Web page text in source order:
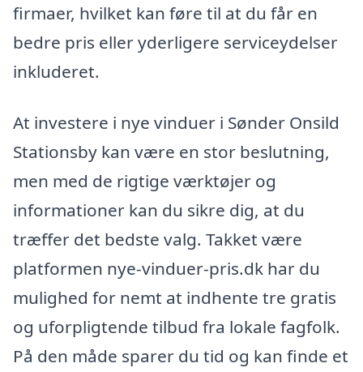
firmaer, hvilket kan føre til at du får en
bedre pris eller yderligere serviceydelser
inkluderet.
At investere i nye vinduer i Sønder Onsild
Stationsby kan være en stor beslutning,
men med de rigtige værktøjer og
informationer kan du sikre dig, at du
træffer det bedste valg. Takket være
platformen nye-vinduer-pris.dk har du
mulighed for nemt at indhente tre gratis
og uforpligtende tilbud fra lokale fagfolk.
På den måde sparer du tid og kan finde et